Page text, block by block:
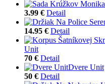
3.99 € Detail
14.95 € Detail
Unit
70 € Detail
Dvere Unit
50 € Detail